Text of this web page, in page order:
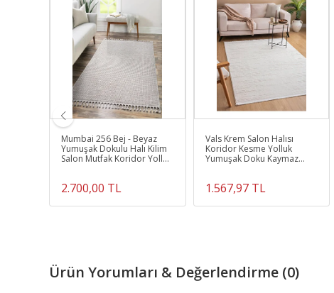
Mumbai 256 Bej - Beyaz
Yumuşak Dokulu Halı Kilim
Salon Mutfak Koridor Yolluk
2.700,00 TL
Vals Krem Salon Halısı
Koridor Kesme Yolluk
Yumuşak Doku Kaymaz
1.567,97 TL
Ürün Yorumları & Değerlendirme (0)